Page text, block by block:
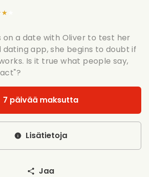
on a date with Oliver to test her
app, she begins to doubt if
Is it true what people say,
7 päivää maksutta
Lisätietoja
Jaa